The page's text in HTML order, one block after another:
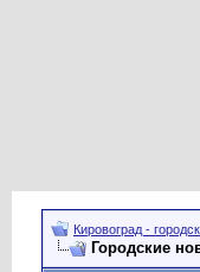
Кировоград -
Городские